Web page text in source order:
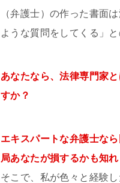
（弁護士）の作った書面
ような質問をしてくる」
あなたなら、法律専門家
すか？
エキスパートな弁護士な
局あなたが損するかも知れ
そこで、私が色々と経験